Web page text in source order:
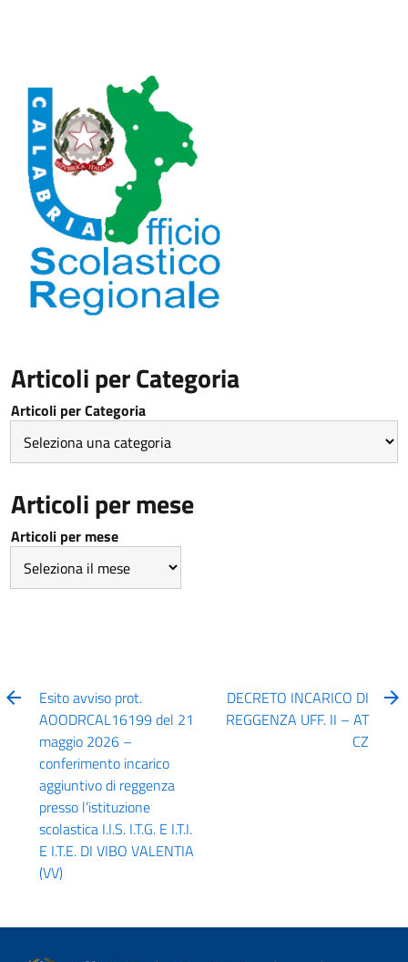
Articoli per Categoria
Articoli per Categoria
Articoli per mese
Articoli per mese
Esito avviso prot.
AOODRCAL16199 del 21
maggio 2026 –
conferimento incarico
aggiuntivo di reggenza
presso l’istituzione
scolastica I.I.S. I.T.G. E I.T.I.
E I.T.E. DI VIBO VALENTIA
(VV)
DECRETO INCARICO DI
REGGENZA UFF. II – AT
CZ